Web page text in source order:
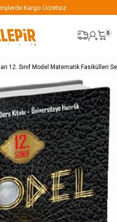
Ücretsiz
0
12. Sınıf Model Matematik Fasikülleri